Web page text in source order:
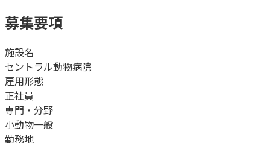
募集要項
施設名
セントラル動物病院
雇用形態
正社員
専門・分野
小動物一般
勤務地